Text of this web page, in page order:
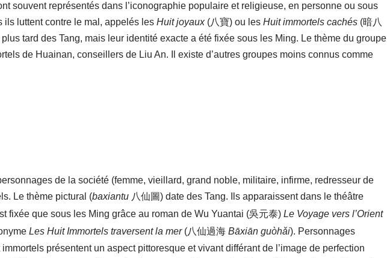
souvent représentés dans l’iconographie populaire et religieuse, en personne ou sous
ils luttent contre le mal, appelés les Huit joyaux(八寶) ou les Huit immortels cachés (暗八
tard des Tang, mais leur identité exacte a été fixée sous les Ming. Le thème du groupe
de Huainan, conseillers de Liu An. Il existe d’autres groupes moins connus comme
de la société (femme, vieillard, grand noble, militaire, infirme, redresseur de
Le thème pictural (baxiantu 八仙圖) date des Tang. Ils apparaissent dans le théâtre
fixée que sous les Ming grâce au roman de Wu Yuantai (吳元泰) Le Voyage vers l’Orient
Les Huit Immortels traversent la mer(八仙過海 Bāxiān guòhǎi). Personnages
présentent un aspect pittoresque et vivant différant de l’image de perfection